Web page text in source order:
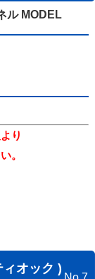
ル MODEL
り
。
オック )